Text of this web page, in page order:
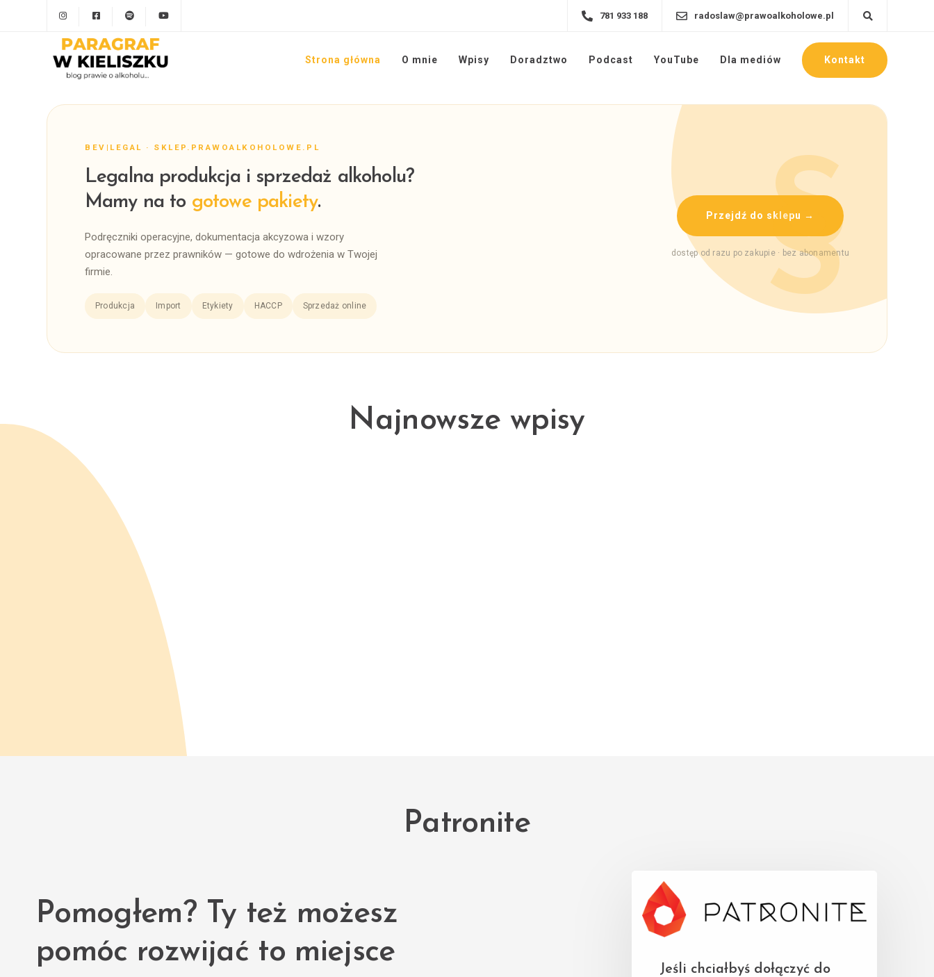
781 933 188 radoslaw@prawoalkoholowe.pl
Strona główna O mnie Wpisy Doradztwo Podcast YouTube Dla mediów Kontakt
BEV|LEGAL · SKLEP.PRAWOALKOHOLOWE.PL
Legalna produkcja i sprzedaż alkoholu?
Mamy na to gotowe pakiety.
Podręczniki operacyjne, dokumentacja akcyzowa i wzory
opracowane przez prawników — gotowe do wdrożenia w Twojej
firmie.
Produkcja Import Etykiety HACCP Sprzedaż online
Przejdź do sklepu →
dostęp od razu po zakupie · bez abonamentu
Najnowsze wpisy
Patronite
Pomogłem? Ty też możesz
pomóc rozwijać to miejsce
Jeśli chciałbyś dołączyć do